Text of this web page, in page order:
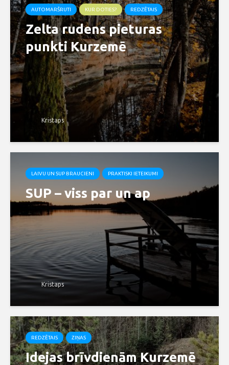
AUTOMARŠRUTI KUR DOTIES? REDZĒTAIS
Zelta rudens pieturas
punkti Kurzemē
Kristaps
LAIVU UN SUP BRAUCIENI PRAKTISKI IETEIKUMI
SUP – viss par un ap
Kristaps
REDZĒTAIS ZIŅAS
Idejas brīvdienām Kurzemē